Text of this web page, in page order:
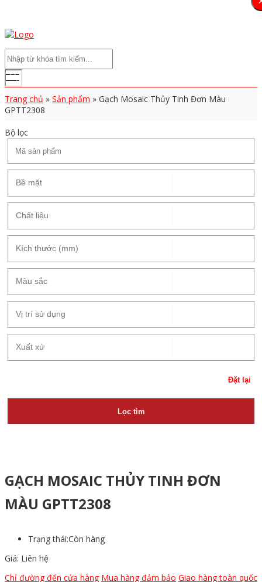
Trang chủ » Sản phẩm » Gạch Mosaic Thủy Tinh Đơn Màu
GPTT2308
Bộ lọc
Đặt lại
Lọc tìm
GẠCH MOSAIC THỦY TINH ĐƠN
MÀU GPTT2308
Trạng thái:Còn hàng
Giá: Liên hệ
Chỉ đường đến cửa hàng Mua hàng đảm bảo Giao hàng toàn quốc